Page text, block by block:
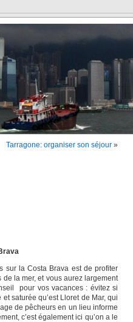
Tarragone: organiser son séjour »
sur la Costa Brava est de profiter
la mer, et vous aurez largement
pour vos vacances : évitez si
saturée qu’est Lloret de Mar, qui
de pêcheurs en un lieu informe
c’est également ici qu’on a le